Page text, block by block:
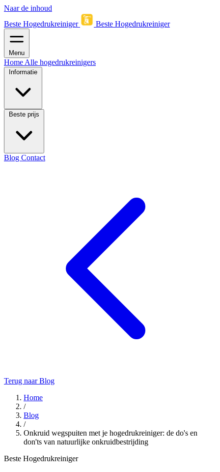
Naar de inhoud
Beste Hogedrukreiniger
Beste Hogedrukreiniger
Menu
Home Alle hogedrukreinigers
Informatie
Beste prijs
Blog Contact
Terug naar Blog
Home
/
Blog
/
Onkruid wegspuiten met je hogedrukreiniger: de do's en
don'ts van natuurlijke onkruidbestrijding
Beste Hogedrukreiniger